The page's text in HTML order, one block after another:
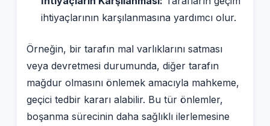
ihtiyaçlarının karşılanmasına yardımcı olur.
Örneğin, bir tarafın mal varlıklarını satması
veya devretmesi durumunda, diğer tarafın
mağdur olmasını önlemek amacıyla mahkeme,
geçici tedbir kararı alabilir. Bu tür önlemler,
boşanma sürecinin daha sağlıklı ilerlemesine